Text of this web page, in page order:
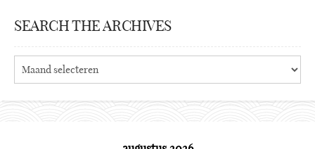
SEARCH THE ARCHIVES
the